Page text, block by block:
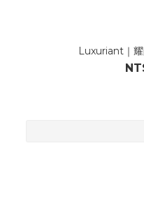
Luxuriant｜